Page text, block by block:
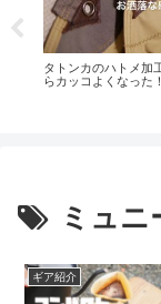
タトンカのハトメ加
らカッコよくなった！
ミュニ
ギア紹介